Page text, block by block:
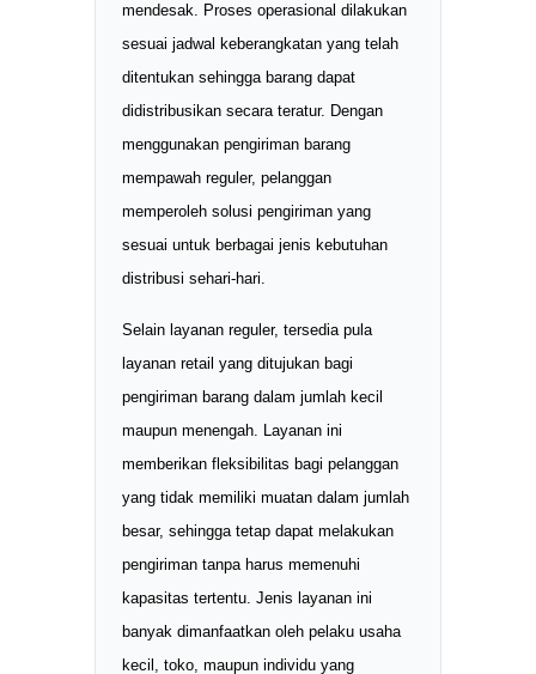
mendesak. Proses operasional dilakukan
sesuai jadwal keberangkatan yang telah
ditentukan sehingga barang dapat
didistribusikan secara teratur. Dengan
menggunakan pengiriman barang
mempawah reguler, pelanggan
memperoleh solusi pengiriman yang
sesuai untuk berbagai jenis kebutuhan
distribusi sehari-hari.
Selain layanan reguler, tersedia pula
layanan retail yang ditujukan bagi
pengiriman barang dalam jumlah kecil
maupun menengah. Layanan ini
memberikan fleksibilitas bagi pelanggan
yang tidak memiliki muatan dalam jumlah
besar, sehingga tetap dapat melakukan
pengiriman tanpa harus memenuhi
kapasitas tertentu. Jenis layanan ini
banyak dimanfaatkan oleh pelaku usaha
kecil, toko, maupun individu yang